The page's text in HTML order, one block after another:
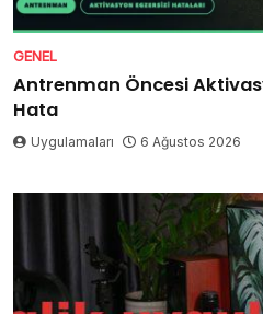
GENEL
Antrenman Öncesi
Hata
Uygulamaları 6 Ağustos 2026